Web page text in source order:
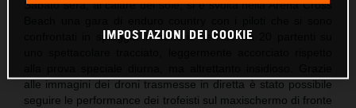
Sabato sera, al calare del sole, si è svolta nella Arena Cross
confrontati in spiaggia in batterie serrate da 20 partenti su
alle immagini dei droni trasmesse in diretta è stato possibile
seguire le performance dei trofeisti sul maxischermo di fronte
IMPOSTAZIONI DEI COOKIE